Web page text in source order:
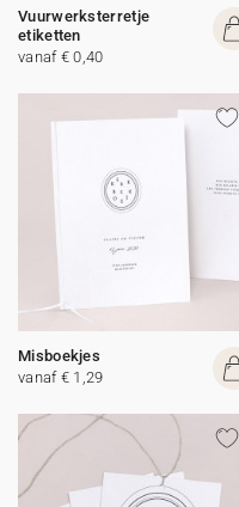
Vuurwerksterretje
etiketten
vanaf € 0,40
Misboekjes
vanaf € 1,29